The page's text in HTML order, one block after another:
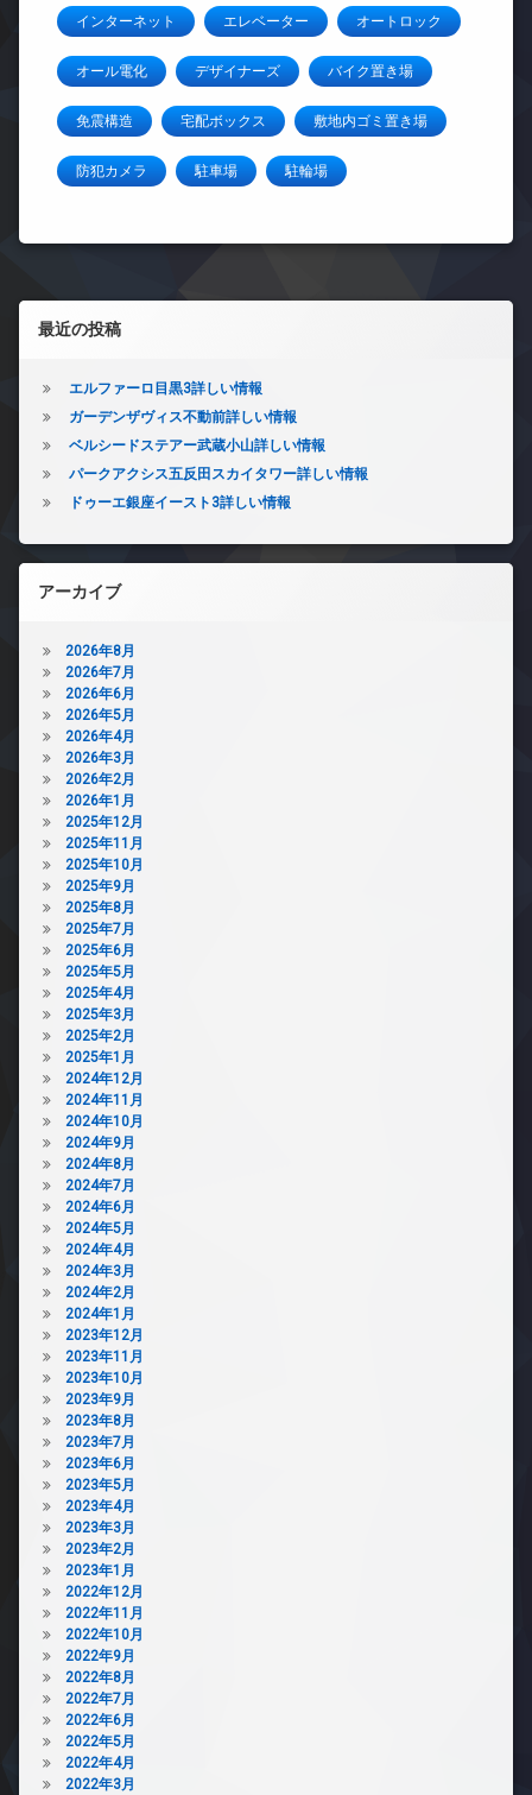
インターネット エレベーター オートロック
オール電化 デザイナーズ バイク置き場
免震構造 宅配ボックス 敷地内ゴミ置き場
防犯カメラ 駐車場 駐輪場
左サイドバー
最近の投稿
エルファーロ目黒3詳しい情報
ガーデンザヴィス不動前詳しい情報
ベルシードステアー武蔵小山詳しい情報
パークアクシス五反田スカイタワー詳しい情報
ドゥーエ銀座イースト3詳しい情報
アーカイブ
2026年8月
2026年7月
2026年6月
2026年5月
2026年4月
2026年3月
2026年2月
2026年1月
2025年12月
2025年11月
2025年10月
2025年9月
2025年8月
2025年7月
2025年6月
2025年5月
2025年4月
2025年3月
2025年2月
2025年1月
2024年12月
2024年11月
2024年10月
2024年9月
2024年8月
2024年7月
2024年6月
2024年5月
2024年4月
2024年3月
2024年2月
2024年1月
2023年12月
2023年11月
2023年10月
2023年9月
2023年8月
2023年7月
2023年6月
2023年5月
2023年4月
2023年3月
2023年2月
2023年1月
2022年12月
2022年11月
2022年10月
2022年9月
2022年8月
2022年7月
2022年6月
2022年5月
2022年4月
2022年3月